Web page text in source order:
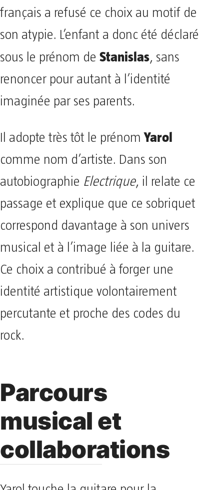
français a refusé ce choix au motif de
son atypie. L’enfant a donc été déclaré
sous le prénom de Stanislas, sans
renoncer pour autant à l’identité
imaginée par ses parents.
Il adopte très tôt le prénom Yarol
comme nom d’artiste. Dans son
autobiographie Electrique, il relate ce
passage et explique que ce sobriquet
correspond davantage à son univers
musical et à l’image liée à la guitare.
Ce choix a contribué à forger une
identité artistique volontairement
percutante et proche des codes du
rock.
Parcours
musical et
collaborations